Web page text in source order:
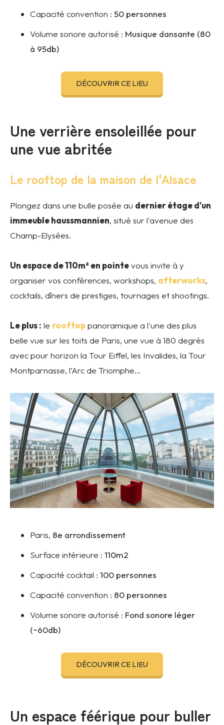
Capacité convention : 50 personnes
Volume sonore autorisé : Musique dansante (80
à 95db)
DÉCOUVRIR CE LIEU
Une verrière ensoleillée pour
une vue abritée
Le rooftop de la maison de l'Alsace
Plongez dans une bulle posée au dernier étage d'un
immeuble haussmannien, situé sur l'avenue des
Champ-Elysées.
Un espace de 110m² en pointevous invite à y
organiser vos conférences, workshops, afterworks,
cocktails, dîners de prestiges, tournages et shootings.
Le plus : le rooftoppanoramique a l'une des plus
belle vue sur les toits de Paris, une vue à 180 degrés
avec pour horizon la Tour Eiffel, les Invalides, la Tour
Montparnasse, l’Arc de Triomphe…
Paris, 8e arrondissement
Surface intérieure : 110m2
Capacité cocktail : 100 personnes
Capacité convention : 80 personnes
Volume sonore autorisé : Fond sonore léger
(~60db)
DÉCOUVRIR CE LIEU
Un espace féérique pour buller